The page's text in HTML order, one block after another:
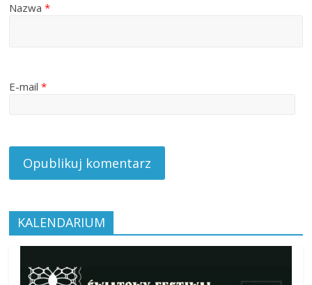
Nazwa*
E-mail*
KALENDARIUM